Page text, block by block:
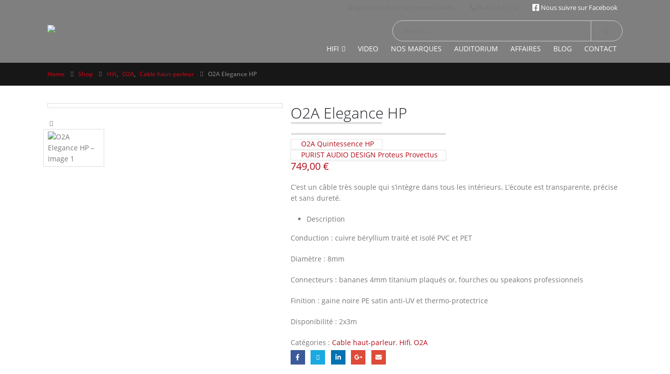
Nous suivre sur Facebook
HIFI VIDEO NOS MARQUES AUDITORIUM AFFAIRES BLOG CONTACT
Home Shop Hifi, O2A, Cable haut-parleur O2A Elegance HP
O2A Elegance HP
O2A Quintessence HP
PURIST AUDIO DESIGN Proteus Provectus
749,00€
C’est un câble très souple qui s’intègre dans tous les intérieurs. L’écoute est transparente, précise
et sans dureté.
Description
Conduction : cuivre béryllium traité et isolé PVC et PET
Diamètre : 8mm
Connecteurs : bananes 4mm titanium plaqués or, fourches ou speakons professionnels
Finition : gaine noire PE satin anti-UV et thermo-protectrice
Disponibilité : 2x3m
Catégories : Cable haut-parleur, Hifi, O2A